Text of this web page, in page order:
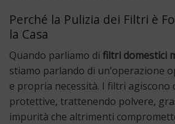
Perché la Pulizia dei Filtri è
la Casa
Quando parliamo di filtri domestici
stiamo parlando di un’operazione
e propria necessità. I filtri agiscono
protettive, trattenendo polvere,
impurità che altrimenti